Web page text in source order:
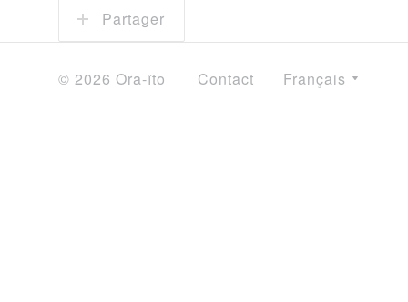
Partager
© 2026 Ora-ïto Contact Français